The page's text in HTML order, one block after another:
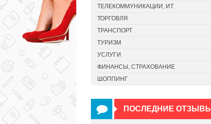
ТЕЛЕКОММУНИКАЦИИ, ИТ
ТОРГОВЛЯ
ТРАНСПОРТ
ТУРИЗМ
УСЛУГИ
ФИНАНСЫ, СТРАХОВАНИЕ
ШОППИНГ
ПОСЛЕДНИЕ ОТЗЫВЫ